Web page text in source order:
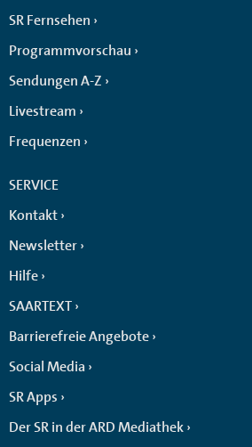
SR Fernsehen
Programmvorschau
Sendungen A-Z
Livestream
Frequenzen
SERVICE
Kontakt
Newsletter
Hilfe
SAARTEXT
Barrierefreie Angebote
Social Media
SR Apps
Der SR in der ARD Mediathek